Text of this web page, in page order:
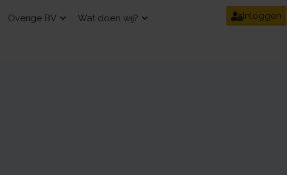
Overige BV Wat doen wij? Inloggen